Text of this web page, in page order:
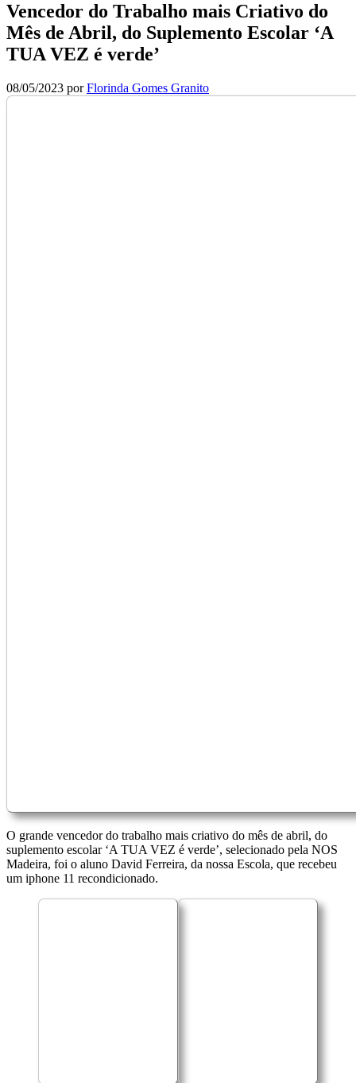
Vencedor do Trabalho mais Criativo do
Mês de Abril, do Suplemento Escolar ‘A
TUA VEZ é verde’
08/05/2023 porFlorinda Gomes Granito
O grande vencedor do trabalho mais criativo do mês de abril, do
suplemento escolar ‘A TUA VEZ é verde’, selecionado pela NOS
Madeira, foi o aluno David Ferreira, da nossa Escola, que recebeu
um iphone 11 recondicionado.